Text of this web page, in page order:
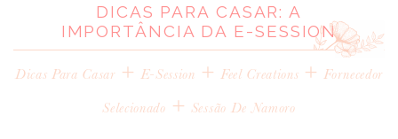
BLOG
MELHOR INSPIRAÇÃO
ENTREVISTAS
CASAVA-ME AQUI!
DICAS PARA CASAR: A
IMPORTÂNCIA DA E-SESSION
Dicas Para Casar + E-Session + Feel Creations +Fornecedor
Selecionado + Sessão De Namoro